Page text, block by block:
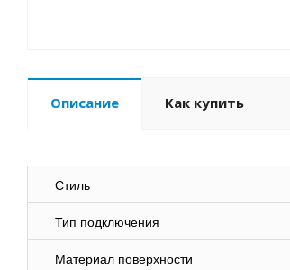
Описание Как купить
Стиль
Тип подключения
Материал поверхности